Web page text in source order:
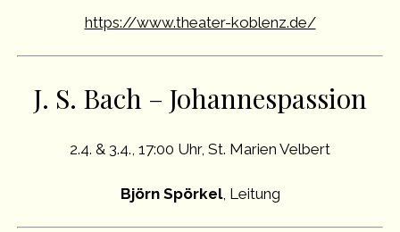
https://www.theater-koblenz.de/
J. S. Bach – Johannespassion
2.4. & 3.4., 17:00 Uhr, St. Marien Velbert
Björn Spörkel, Leitung